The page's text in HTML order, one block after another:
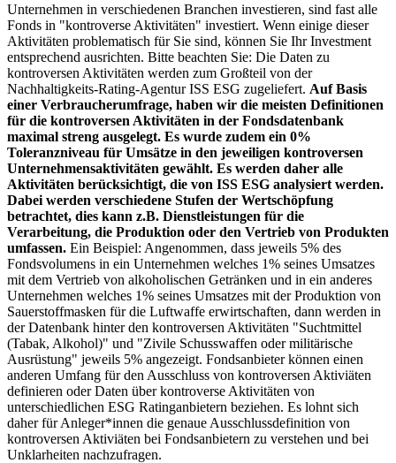
Unternehmen in verschiedenen Branchen investieren, sind fast alle
Fonds in "kontroverse Aktivitäten" investiert. Wenn einige dieser
Aktivitäten problematisch für Sie sind, können Sie Ihr Investment
entsprechend ausrichten. Bitte beachten Sie: Die Daten zu
kontroversen Aktivitäten werden zum Großteil von der
Nachhaltigkeits-Rating-Agentur ISS ESG zugeliefert. Auf Basis
einer Verbraucherumfrage, haben wir die meisten Definitionen
für die kontroversen Aktivitäten in der Fondsdatenbank
maximal streng ausgelegt. Es wurde zudem ein 0%
Toleranzniveau für Umsätze in den jeweiligen kontroversen
Unternehmensaktivitäten gewählt. Es werden daher alle
Aktivitäten berücksichtigt, die von ISS ESG analysiert werden.
Dabei werden verschiedene Stufen der Wertschöpfung
betrachtet, dies kann z.B. Dienstleistungen für die
Verarbeitung, die Produktion oder den Vertrieb von Produkten
umfassen. Ein Beispiel: Angenommen, dass jeweils 5% des
Fondsvolumens in ein Unternehmen welches 1% seines Umsatzes
mit dem Vertrieb von alkoholischen Getränken und in ein anderes
Unternehmen welches 1% seines Umsatzes mit der Produktion von
Sauerstoffmasken für die Luftwaffe erwirtschaften, dann werden in
der Datenbank hinter den kontroversen Aktivitäten "Suchtmittel
(Tabak, Alkohol)" und "Zivile Schusswaffen oder militärische
Ausrüstung" jeweils 5% angezeigt. Fondsanbieter können einen
anderen Umfang für den Ausschluss von kontroversen Aktiviäten
definieren oder Daten über kontroverse Aktivitäten von
unterschiedlichen ESG Ratinganbietern beziehen. Es lohnt sich
daher für Anleger*innen die genaue Ausschlussdefinition von
kontroversen Aktiviäten bei Fondsanbietern zu verstehen und bei
Unklarheiten nachzufragen.